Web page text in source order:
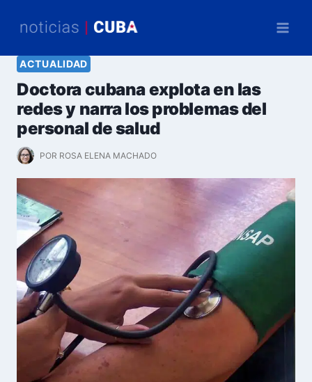
ACTUALIDAD
Doctora cubana explota en las
redes y narra los problemas del
personal de salud
POR ROSA ELENA MACHADO